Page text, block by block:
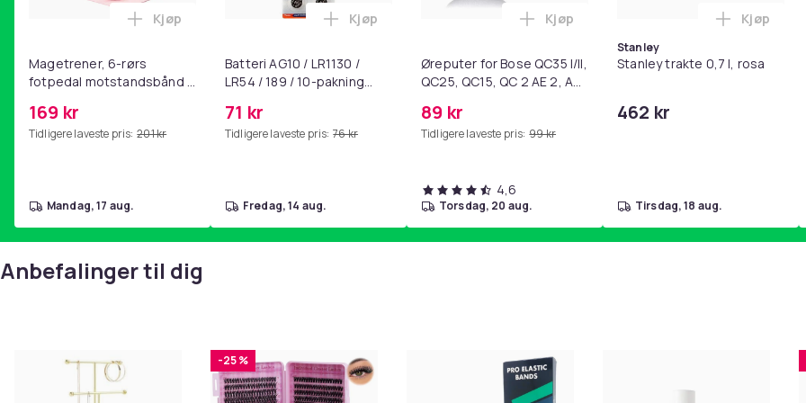
Magetrener, 6-rørs
fotpedal motstandsbånd -
yoga og
hjemmegymnastikk Pink
169 kr
Tidligere laveste pris: 201 kr
Legg Magetrener, 6-rørs fotpedal motstandsbånd - mage- og kjernetrening, yoga og
Kjøp
mandag, 17 aug.
Batteri AG10 / LR1130 /
LR54 / 189 / 10-pakning
71 kr
Tidligere laveste pris: 76 kr
Legg Batteri AG10 / LR1130 / LR54 / 189 / 10-pakning PKcell i
Kjøp
fredag, 14 aug.
Øreputer for Bose QC35 I/II,
QC25, QC15, QC 2 AE 2, AE
SoundLink Black
89 kr
Tidligere laveste pris: 99 kr
Legg Øreputer for Bose QC35 I/II, QC25,
Kjøp
4,6
torsdag, 20 aug.
Stanley
Stanley trakte 0,7 l, rosa
462 kr
Legg
Kjøp
tirsdag, 18 aug.
Anbefalinger til dig
-25 %